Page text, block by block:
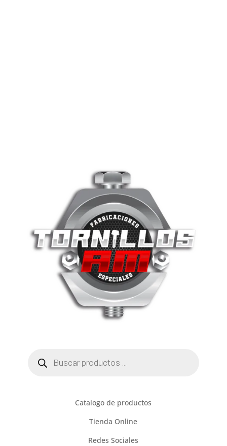
productos
Catalogo de productos
Tienda Online
Redes Sociales